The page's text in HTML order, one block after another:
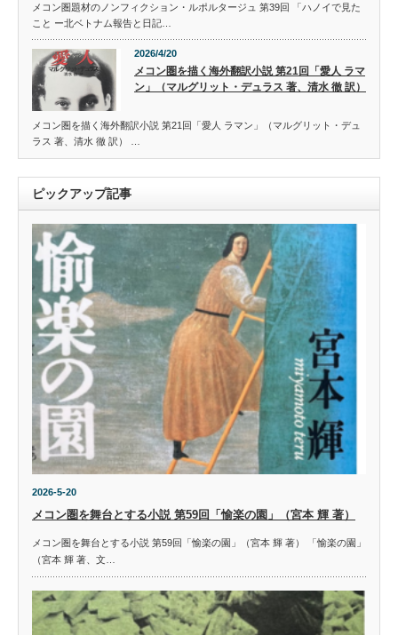
メコン圏題材のノンフィクション・ルポルタージュ 第39回 「ハノイで見た
こと ー北ベトナム報告と日記…
2026/4/20
メコン圏を描く海外翻訳小説 第21回「愛人 ラマ
ン」（マルグリット・デュラス 著、清水 徹 訳）
メコン圏を描く海外翻訳小説 第21回「愛人 ラマン」（マルグリット・デュ
ラス 著、清水 徹 訳） …
ピックアップ記事
2026-5-20
メコン圏を舞台とする小説 第59回「愉楽の園」（宮本 輝 著）
メコン圏を舞台とする小説 第59回「愉楽の園」（宮本 輝 著） 「愉楽の園」
（宮本 輝 著、文…